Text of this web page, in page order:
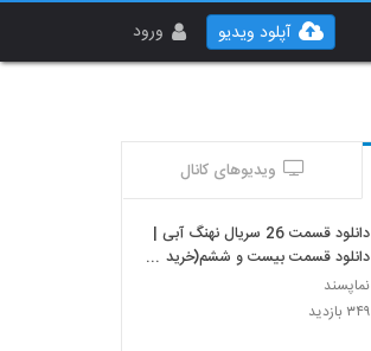
ورود آپلود ویدیو
ویدیوهای کانال
دانلود قسمت 26 سریال نهنگ آبی |
دانلود قسمت بیست و ششم(خرید
قانونی)....
نماپسند
۳۴۹ بازدید